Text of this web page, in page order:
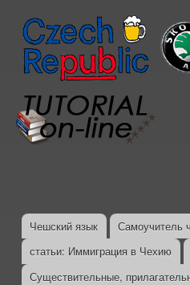
Главное меню
Чешский язык Самоучитель
статьи: Иммиграция в Чехию
Существительные,